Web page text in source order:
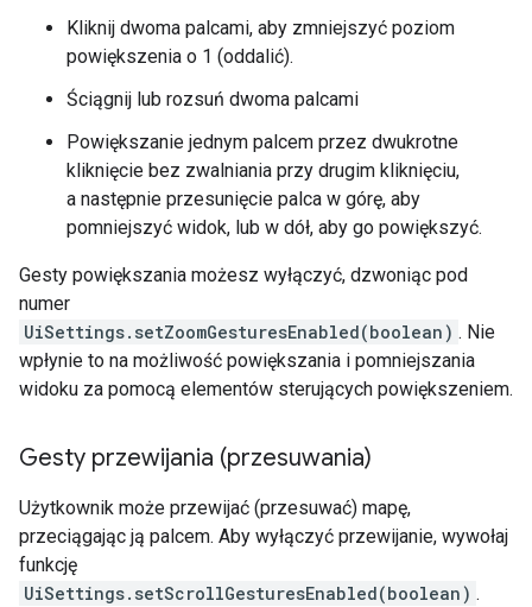
Kliknij dwoma palcami, aby zmniejszyć poziom
powiększenia o 1 (oddalić).
Ściągnij lub rozsuń dwoma palcami
Powiększanie jednym palcem przez dwukrotne
kliknięcie bez zwalniania przy drugim kliknięciu,
a następnie przesunięcie palca w górę, aby
pomniejszyć widok, lub w dół, aby go powiększyć.
Gesty powiększania możesz wyłączyć, dzwoniąc pod
numer
UiSettings.setZoomGesturesEnabled(boolean) . Nie
wpłynie to na możliwość powiększania i pomniejszania
widoku za pomocą elementów sterujących powiększeniem.
Gesty przewijania (przesuwania)
Użytkownik może przewijać (przesuwać) mapę,
przeciągając ją palcem. Aby wyłączyć przewijanie, wywołaj
funkcję
UiSettings.setScrollGesturesEnabled(boolean) .